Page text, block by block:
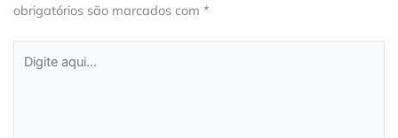
obrigatórios são marcados com *
aqui...